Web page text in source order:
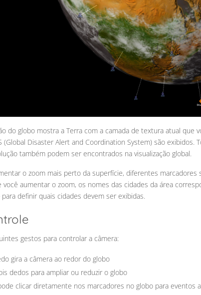
do globo mostra a Terra com a camada de textura atual
(Global Disaster Alert and Coordination System) são
também podem ser encontrados na visualização global.
o zoom mais perto da superfície, diferentes
você aumentar o zoom, os nomes das cidades da área
para definir quais cidades devem ser exibidas.
gestos para controlar a câmera:
gira a câmera ao redor do globo
dedos para ampliar ou reduzir o globo
clicar diretamente nos marcadores no globo para eventos